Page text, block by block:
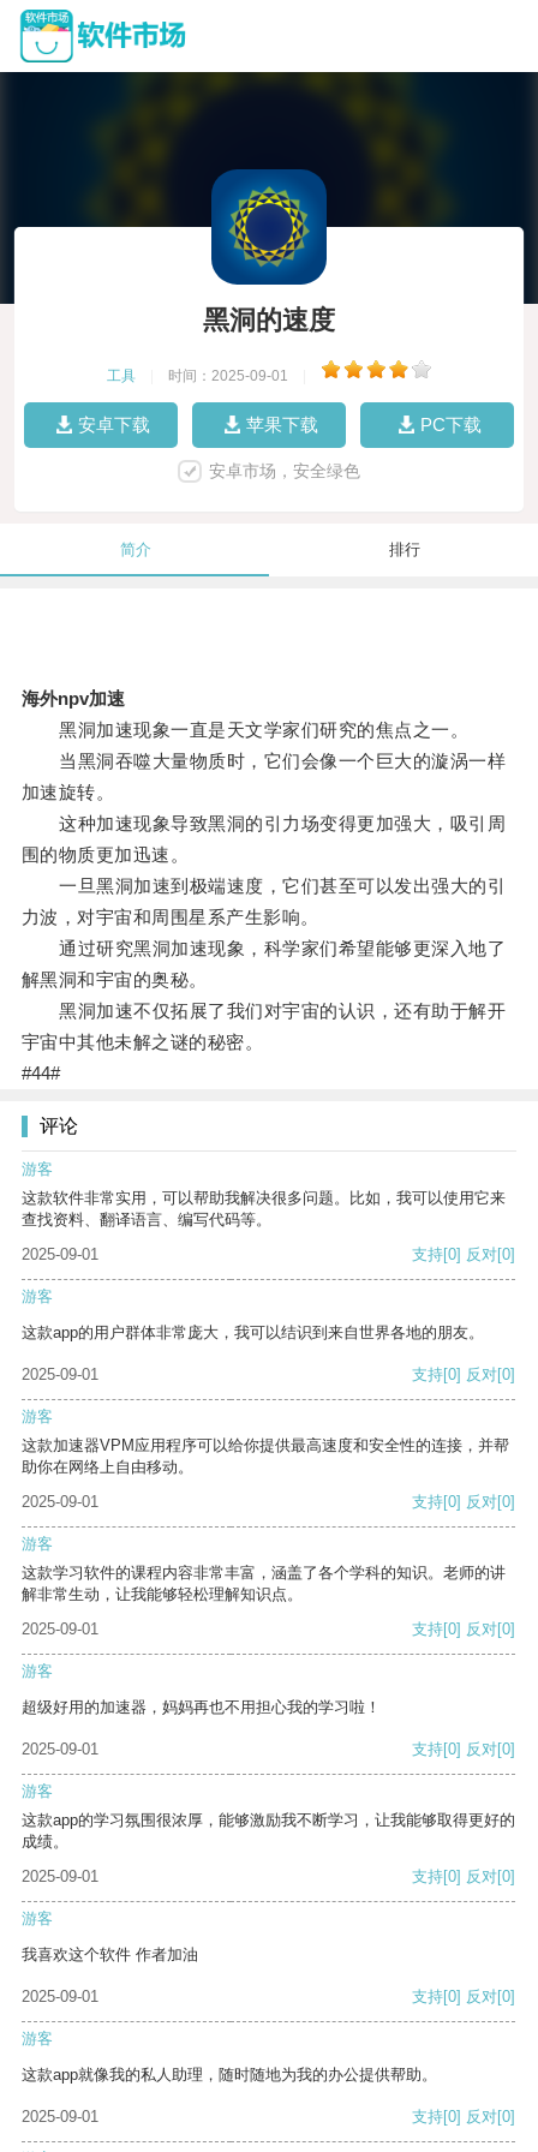
黑洞的速度
工具 时间：2025-09-01
安卓下载 苹果下载 PC下载
安卓市场，安全绿色
简介 排行
海外npv加速
黑洞加速现象一直是天文学家们研究的焦点之一。
当黑洞吞噬大量物质时，它们会像一个巨大的漩涡一样
加速旋转。
这种加速现象导致黑洞的引力场变得更加强大，吸引周
围的物质更加迅速。
一旦黑洞加速到极端速度，它们甚至可以发出强大的引
力波，对宇宙和周围星系产生影响。
通过研究黑洞加速现象，科学家们希望能够更深入地了
解黑洞和宇宙的奥秘。
黑洞加速不仅拓展了我们对宇宙的认识，还有助于解开
宇宙中其他未解之谜的秘密。
#44#
评论
游客
这款软件非常实用，可以帮助我解决很多问题。比如，我可以使用它来
查找资料、翻译语言、编写代码等。
2025-09-01
支持[0] 反对[0]
游客
这款app的用户群体非常庞大，我可以结识到来自世界各地的朋友。
2025-09-01 支持[0] 反对[0]
游客
这款加速器VPM应用程序可以给你提供最高速度和安全性的连接，并帮
助你在网络上自由移动。
2025-09-01
支持[0] 反对[0]
游客
这款学习软件的课程内容非常丰富，涵盖了各个学科的知识。老师的讲
解非常生动，让我能够轻松理解知识点。
2025-09-01
支持[0] 反对[0]
游客
超级好用的加速器，妈妈再也不用担心我的学习啦！
2025-09-01 支持[0] 反对[0]
游客
这款app的学习氛围很浓厚，能够激励我不断学习，让我能够取得更好的
成绩。
2025-09-01
支持[0] 反对[0]
游客
我喜欢这个软件 作者加油
2025-09-01 支持[0] 反对[0]
游客
这款app就像我的私人助理，随时随地为我的办公提供帮助。
2025-09-01 支持[0] 反对[0]